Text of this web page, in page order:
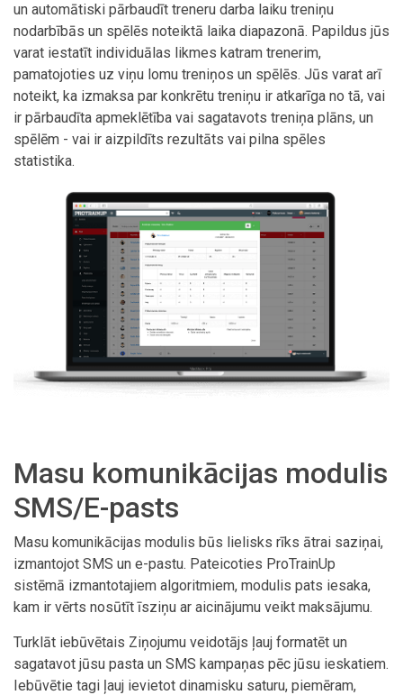
un automātiski pārbaudīt treneru darba laiku treniņu
nodarbībās un spēlēs noteiktā laika diapazonā. Papildus jūs
varat iestatīt individuālas likmes katram trenerim,
pamatojoties uz viņu lomu treniņos un spēlēs. Jūs varat arī
noteikt, ka izmaksa par konkrētu treniņu ir atkarīga no tā, vai
ir pārbaudīta apmeklētība vai sagatavots treniņa plāns, un
spēlēm - vai ir aizpildīts rezultāts vai pilna spēles
statistika.
Masu komunikācijas modulis
SMS/E-pasts
Masu komunikācijas modulis būs lielisks rīks ātrai saziņai,
izmantojot SMS un e-pastu. Pateicoties ProTrainUp
sistēmā izmantotajiem algoritmiem, modulis pats iesaka,
kam ir vērts nosūtīt īsziņu ar aicinājumu veikt maksājumu.
Turklāt iebūvētais Ziņojumu veidotājs ļauj formatēt un
sagatavot jūsu pasta un SMS kampaņas pēc jūsu ieskatiem.
Iebūvētie tagi ļauj ievietot dinamisku saturu, piemēram,